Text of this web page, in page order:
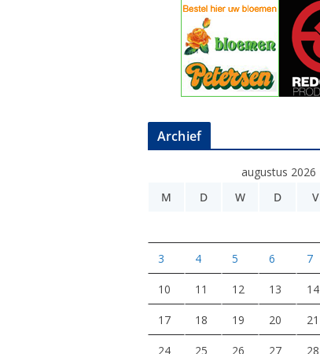
Archief
augustus 2026
M
D W D V
3 4 5 6 7
10 11 12 13 14
17 18 19 20 21
24 25 26 27 28